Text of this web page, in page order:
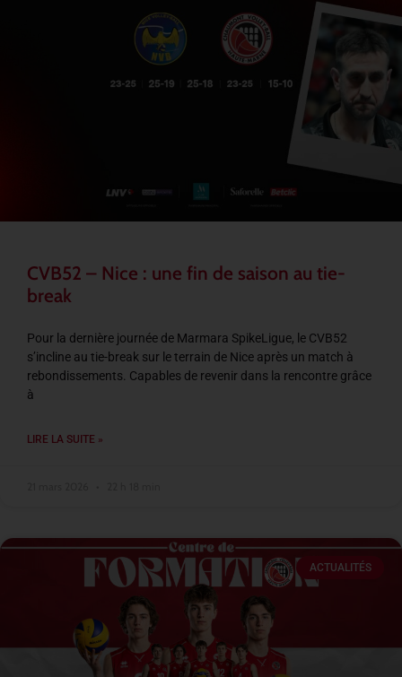
CVB52 – Nice : une fin de saison au tie-
break
Pour la dernière journée de Marmara SpikeLigue, le CVB52
s’incline au tie-break sur le terrain de Nice après un match à
rebondissements. Capables de revenir dans la rencontre grâce
à
LIRE LA SUITE »
ACTUALITÉS